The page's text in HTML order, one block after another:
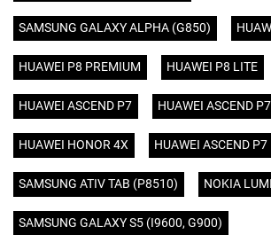
SAMSUNG GALAXY ALPHA (G850)
HUAWEI P8 PREMIUM HUAWEI P8 LITE
HUAWEI ASCEND P7 HUAWEI ASCEND
HUAWEI HONOR 4X HUAWEI ASCEND
SAMSUNG ATIV TAB (P8510) NOKIA
SAMSUNG GALAXY S5 (I9600, G900)